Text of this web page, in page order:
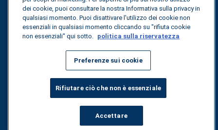
Tracciamento delle tariffe
Contattateci
Tutti i diritti riservati. Informativa sulla privacy
dei cookie, puoi consultare la nostra Informativa sulla privacy in
qualsiasi momento. Puoi disattivare l'utilizzo dei cookie non
essenziali in qualsiasi momento cliccando su "rifiuta cookie
non essenziali" qui sotto. politica sulla riservatezza
Preferenze sui cookie
Rifiutare ciò che non è essenziale
Accettare